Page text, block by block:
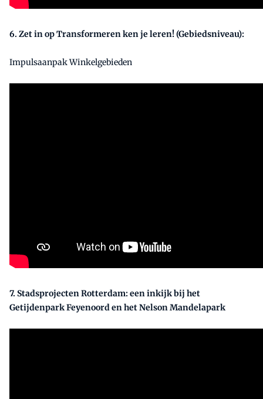
6. Zet in op Transformeren ken je leren! (Gebiedsniveau):
Impulsaanpak Winkelgebieden
7. Stadsprojecten Rotterdam: een inkijk bij het
Getijdenpark Feyenoord en het Nelson Mandelapark